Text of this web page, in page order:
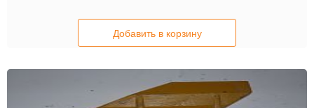
Добавить в корзину